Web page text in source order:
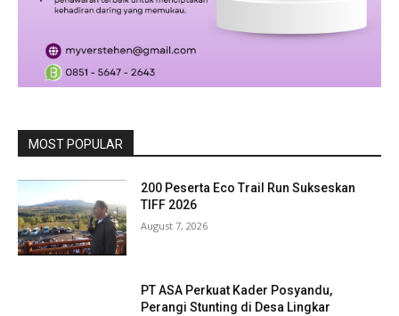
MOST POPULAR
200 Peserta Eco Trail Run Sukseskan
TIFF 2026
August 7, 2026
PT ASA Perkuat Kader Posyandu,
Perangi Stunting di Desa Lingkar